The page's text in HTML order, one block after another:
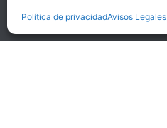
Política de privacidadAvisos Legales